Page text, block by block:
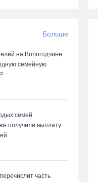
Больше
на Вологодчине
семейную
семей
получили выплату
часть